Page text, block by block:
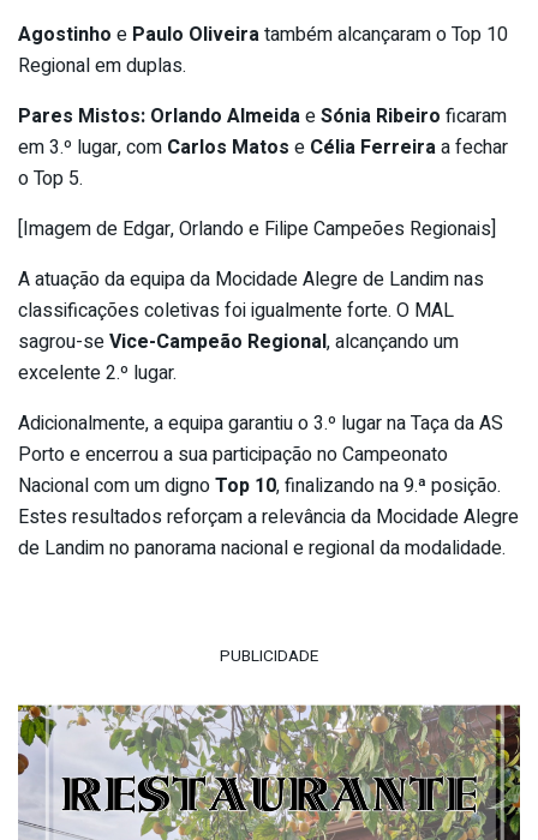
Agostinho e Paulo Oliveiratambém alcançaram o Top 10
Regional em duplas.
Pares Mistos: Orlando AlmeidaeSónia Ribeiro ficaram
em 3.º lugar, com Carlos Matos e Célia Ferreiraa fechar
o Top 5.
[Imagem de Edgar, Orlando e Filipe Campeões Regionais]
A atuação da equipa da Mocidade Alegre de Landim nas
classificações coletivas foi igualmente forte. O MAL
sagrou-seVice-Campeão Regional, alcançando um
excelente 2.º lugar.
Adicionalmente, a equipa garantiu o 3.º lugar na Taça da AS
Porto e encerrou a sua participação no Campeonato
Nacional com um dignoTop 10, finalizando na 9.ª posição.
Estes resultados reforçam a relevância da Mocidade Alegre
de Landim no panorama nacional e regional da modalidade.
PUBLICIDADE